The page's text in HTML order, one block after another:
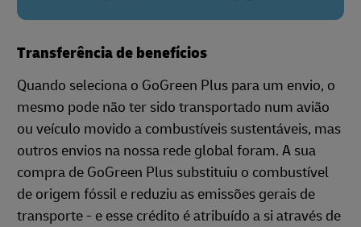
Transferência de benefícios
Quando seleciona o GoGreen Plus para um envio, o
mesmo pode não ter sido transportado num avião
ou veículo movido a combustíveis sustentáveis, mas
outros envios na nossa rede global foram. A sua
compra de GoGreen Plus substituiu o combustível
de origem fóssil e reduziu as emissões gerais de
transporte - e esse crédito é atribuído a si através de